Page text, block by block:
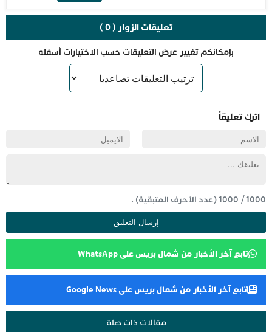
تعليقات الزوار ( 0 )
بإمكانكم تغيير عرض التعليقات حسب الاختيارات أسفله
اترك تعليقاً
1000
/
1000(عدد الأحرف المتبقية) .
تابع آخر الأخبار من شمال بريس على WhatsApp
تابع آخر الأخبار من شمال بريس على Google News
مقالات ذات صلة